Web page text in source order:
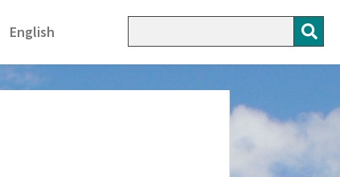
English